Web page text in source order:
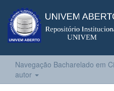
Navegação Bacharelado em
autor